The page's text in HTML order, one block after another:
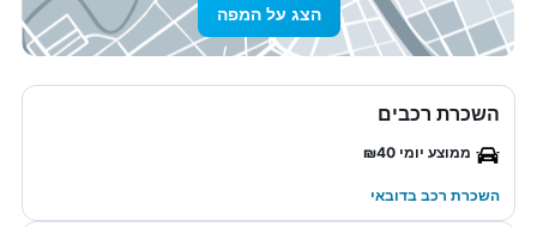
הצג על המפה
השכרת רכבים
ממוצע יומי ₪40
השכרת רכב בדובאי